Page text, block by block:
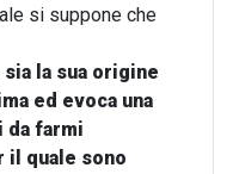
si suppone che
la sua origine
ed evoca una
da farmi
quale sono